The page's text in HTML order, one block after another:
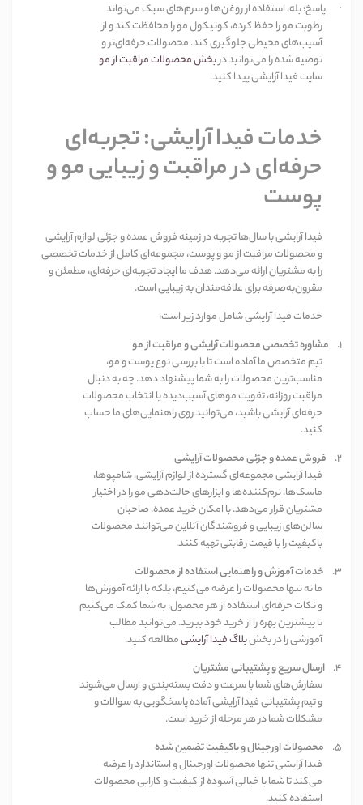
·
پاسخ: بله، استفاده از روغن‌ها و سرم‌های سبک می‌تواند
رطوبت مو را حفظ کرده، کوتیکول مو را محافظت کند و از
آسیب‌های محیطی جلوگیری کند. محصولات حرفه‌ای‌تر و
توصیه شده را می‌توانید دربخش محصولات مراقبت از مو
سایت فیدا آرایشی پیدا کنید.
خدمات فیدا آرایشی: تجربه‌ای
حرفه‌ای در مراقبت و زیبایی مو و
پوست
فیدا آرایشی با سال‌ها تجربه در زمینه فروش عمده و جزئی لوازم آرایشی
و محصولات مراقبت از مو و پوست، مجموعه‌ای کامل از خدمات تخصصی
را به مشتریان ارائه می‌دهد. هدف ما ایجاد تجربه‌ای حرفه‌ای، مطمئن و
مقرون‌به‌صرفه برای علاقه‌مندان به زیبایی است.
خدمات فیدا آرایشی شامل موارد زیر است:
1.
مشاوره تخصصی محصولات آرایشی و مراقبت از مو
تیم متخصص ما آماده است تا با بررسی نوع پوست و مو،
مناسب‌ترین محصولات را به شما پیشنهاد دهد. چه به دنبال
مراقبت روزانه، تقویت موهای آسیب‌دیده یا انتخاب محصولات
حرفه‌ای آرایشی باشید، می‌توانید روی راهنمایی‌های ما حساب
کنید.
2.
فروش عمده و جزئی محصولات آرایشی
فیدا آرایشی مجموعه‌ای گسترده از لوازم آرایشی، شامپوها،
ماسک‌ها، نرم‌کننده‌ها و ابزارهای حالت‌دهی مو را در اختیار
مشتریان قرار می‌دهد. با امکان خرید عمده، صاحبان
سالن‌های زیبایی و فروشندگان آنلاین می‌توانند محصولات
باکیفیت را با قیمت رقابتی تهیه کنند.
3.
خدمات آموزش و راهنمایی استفاده از محصولات
ما نه تنها محصولات را عرضه می‌کنیم، بلکه با ارائه آموزش‌ها
و نکات حرفه‌ای استفاده از هر محصول، به شما کمک می‌کنیم
تا بیشترین بهره را از خرید خود ببرید. می‌توانید مطالب
آموزشی را در بخشبلاگ فیدا آرایشیمطالعه کنید.
4.
ارسال سریع و پشتیبانی مشتریان
سفارش‌های شما با سرعت و دقت بسته‌بندی و ارسال می‌شوند
و تیم پشتیبانی فیدا آرایشی آماده پاسخگویی به سوالات و
مشکلات شما در هر مرحله از خرید است.
5.
محصولات اورجینال و باکیفیت تضمین شده
فیدا آرایشی تنها محصولات اورجینال و استاندارد را عرضه
می‌کند تا شما با خیالی آسوده از کیفیت و کارایی محصولات
استفاده کنید.